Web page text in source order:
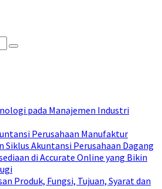
Search
pada Manajemen Industri
Perusahaan Manufaktur
Siklus Akuntansi Perusahaan Dagang
di Accurate Online yang Bikin
Produk, Fungsi, Tujuan, Syarat dan